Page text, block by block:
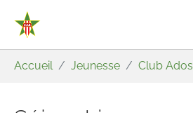
Accueil Jeunesse Club Ados